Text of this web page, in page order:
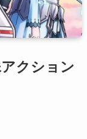
クション